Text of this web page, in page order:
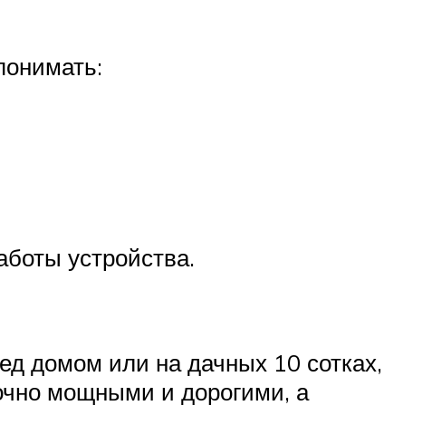
устройства.
домом или на дачных 10 сотках,
мощными и дорогими, а